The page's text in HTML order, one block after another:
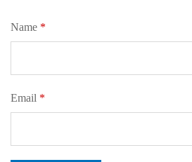
Name *
Email *